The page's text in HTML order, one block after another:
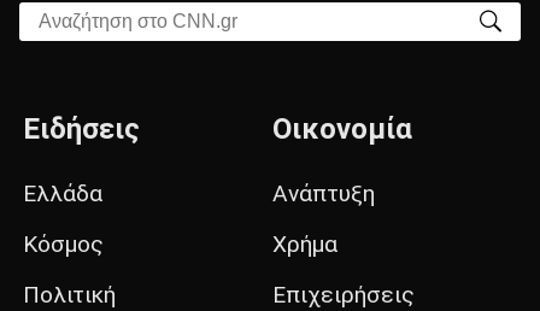
Αναζήτηση στο CNN.gr
Ειδήσεις
Ελλάδα
Κόσμος
Πολιτική
Οικονομία
Ανάπτυξη
Χρήμα
Επιχειρήσεις